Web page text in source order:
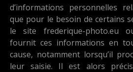
d’informations personnelles
que pour le besoin de certains
le site frederique-photo.eu
fournit ces informations en
cause, notamment lorsqu’il
leur saisie. Il est alors